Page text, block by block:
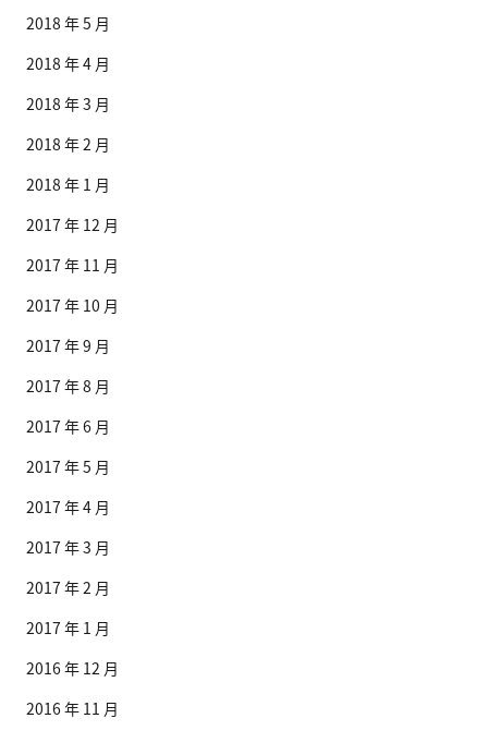
2018 年 5 月
2018 年 4 月
2018 年 3 月
2018 年 2 月
2018 年 1 月
2017 年 12 月
2017 年 11 月
2017 年 10 月
2017 年 9 月
2017 年 8 月
2017 年 6 月
2017 年 5 月
2017 年 4 月
2017 年 3 月
2017 年 2 月
2017 年 1 月
2016 年 12 月
2016 年 11 月